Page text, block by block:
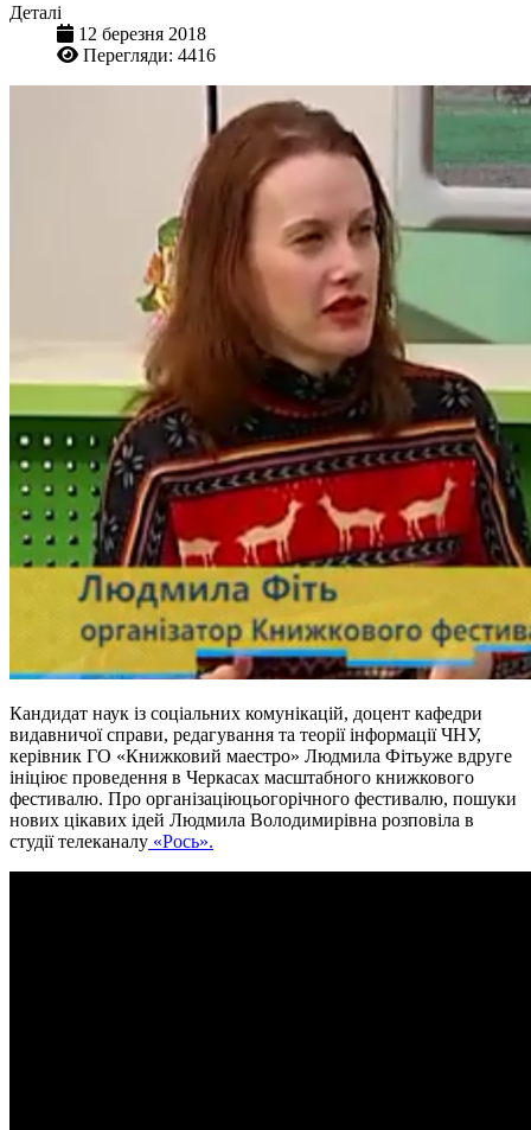
Деталі
12 березня 2018
Перегляди: 4416
Кандидат наук із соціальних комунікацій, доцент кафедри
видавничої справи, редагування та теорії інформації ЧНУ,
керівник ГО «Книжковий маестро» Людмила Фітьуже вдруге
ініціює проведення в Черкасах масштабного книжкового
фестивалю. Про організаціюцьогорічного фестивалю, пошуки
нових цікавих ідей Людмила Володимирівна розповіла в
студії телеканалу «Рось».